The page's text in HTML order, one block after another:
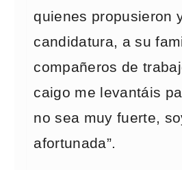
quienes propusieron
candidatura, a su
compañeros de
caigo me levantáis
no sea muy fuerte,
afortunada”.